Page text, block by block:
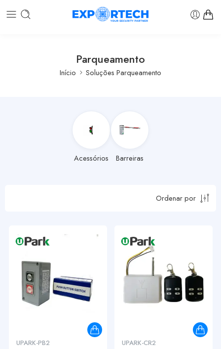
Parqueamento
Início Soluções Parqueamento
Acessórios Barreiras
Ordenar por
UPARK-PB2 UPARK-CR2